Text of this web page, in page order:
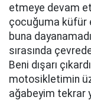
etmeye devam
çocuğuma küfür
buna
sırasında
Beni dışarı
motosikletimin
ağabeyim tekrar